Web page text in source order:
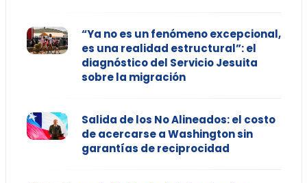
“Ya no es un fenómeno excepcional,
es una realidad estructural”: el
diagnóstico del Servicio Jesuita
sobre la migración
Salida de los No Alineados: el costo
de acercarse a Washington sin
garantías de reciprocidad